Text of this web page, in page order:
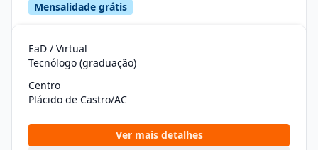
Mensalidade grátis
EaD / Virtual
Tecnólogo (graduação)
Centro
Plácido de Castro/AC
Ver mais detalhes